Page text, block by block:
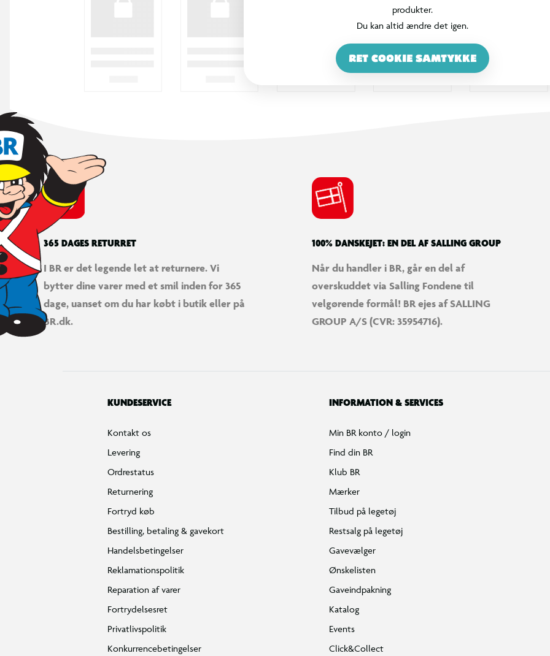
produkter.
Du kan altid ændre det igen.
RET COOKIE SAMTYKKE
365 DAGES RETURRET
I BR er det legende let at returnere. Vi
bytter dine varer med et smil inden for 365
dage, uanset om du har købt i butik eller på
BR.dk.
100% DANSKEJET: EN DEL AF SALLING GROUP
Når du handler i BR, går en del af
overskuddet via Salling Fondene til
velgørende formål! BR ejes af SALLING
GROUP A/S (CVR: 35954716).
KUNDESERVICE
Kontakt os
Levering
Ordrestatus
Returnering
Fortryd køb
Bestilling, betaling & gavekort
Handelsbetingelser
Reklamationspolitik
Reparation af varer
Fortrydelsesret
Privatlivspolitik
Konkurrencebetingelser
INFORMATION & SERVICES
Min BR konto / login
Find din BR
Klub BR
Mærker
Tilbud på legetøj
Restsalg på legetøj
Gavevælger
Ønskelisten
Gaveindpakning
Katalog
Events
Click&Collect